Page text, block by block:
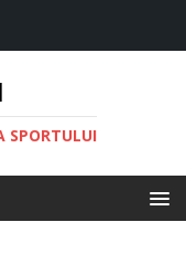
SPORTULUI